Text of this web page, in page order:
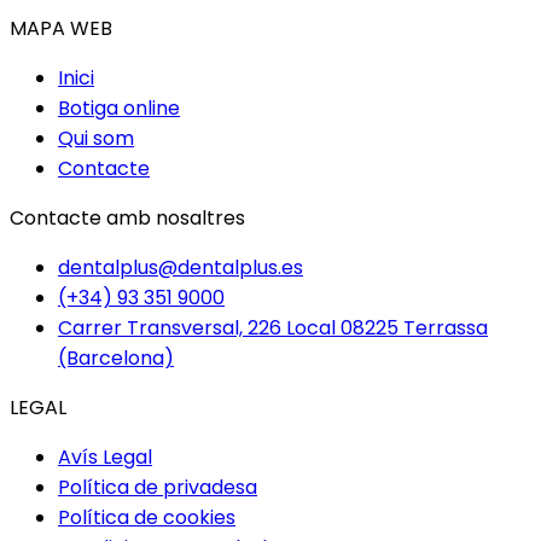
MAPA WEB
Inici
Botiga online
Qui som
Contacte
Contacte amb nosaltres
dentalplus@dentalplus.es
(+34) 93 351 9000
Carrer Transversal, 226 Local 08225 Terrassa
(Barcelona)
LEGAL
Avís Legal
Política de privadesa
Política de cookies